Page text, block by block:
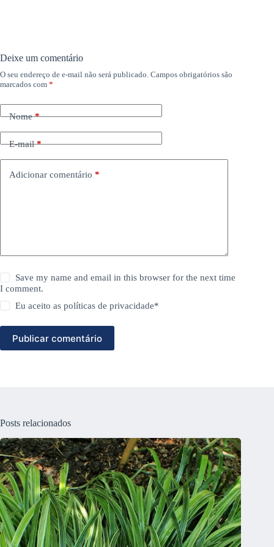
Deixe um comentário
O seu endereço de e-mail não será publicado. Campos obrigatórios são
marcados com *
Nome*
E-mail*
Adicionar comentário *
Save my name and email in this browser for the next time
I comment.
Eu aceito aspolíticas de privacidade*
Publicar comentário
Posts relacionados